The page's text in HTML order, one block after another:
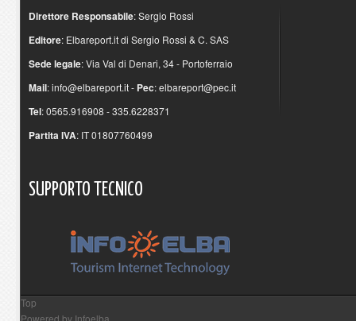
Direttore Responsabile: Sergio Rossi
Editore: Elbareport.it di Sergio Rossi & C. SAS
Sede legale: Via Val di Denari, 34 - Portoferraio
Mail:info@elbareport.it- Pec:elbareport@pec.it
Tel: 0565.916908 - 335.6228371
Partita IVA: IT 01807760499
SUPPORTO TECNICO
Top